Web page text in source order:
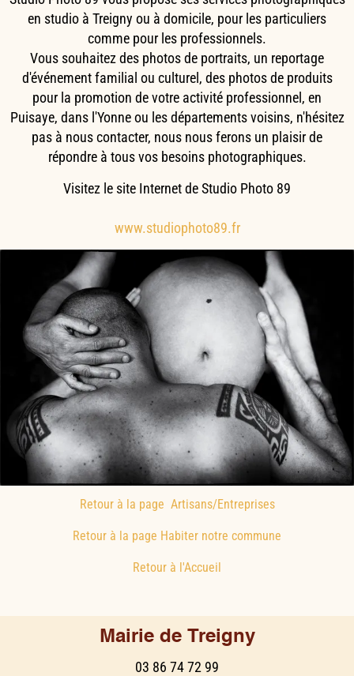
en studio à Treigny ou à domicile, pour les particuliers
comme pour les professionnels.
Vous souhaitez des photos de portraits, un reportage
d'événement familial ou culturel, des photos de produits
pour la promotion de votre activité professionnel, en
Puisaye, dans l'Yonne ou les départements voisins, n'hésitez
pas à nous contacter, nous nous ferons un plaisir de
répondre à tous vos besoins photographiques.
Visitez le site Internet de Studio Photo 89
www.studiophoto89.fr
Retour à la page Artisans/Entreprises
Retour à la page Habiter notre commune
Retour à l'Accueil
Mairie de Treigny
03 86 74 72 99